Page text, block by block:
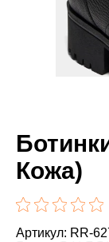
Кожа)
Артикул: RR-